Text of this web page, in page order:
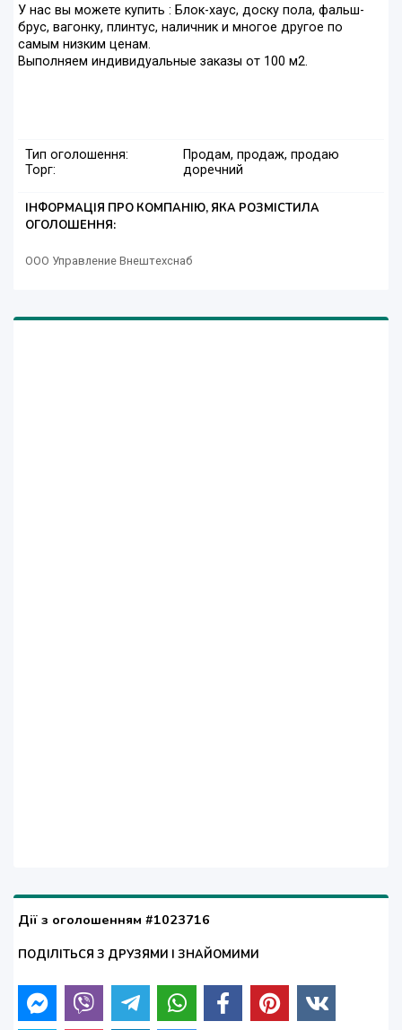
У нас вы можете купить : Блок-хаус, доску пола, фальш-
брус, вагонку, плинтус, наличник и многое другое по
самым низким ценам.
Выполняем индивидуальные заказы от 100 м2.
Тип оголошення:
Продам, продаж, продаю
Торг:
доречний
ІНФОРМАЦІЯ ПРО КОМПАНІЮ, ЯКА РОЗМІСТИЛА
ОГОЛОШЕННЯ:
ООО Управление Внештехснаб
Дії з оголошенням #1023716
ПОДІЛІТЬСЯ З ДРУЗЯМИ І ЗНАЙОМИМИ